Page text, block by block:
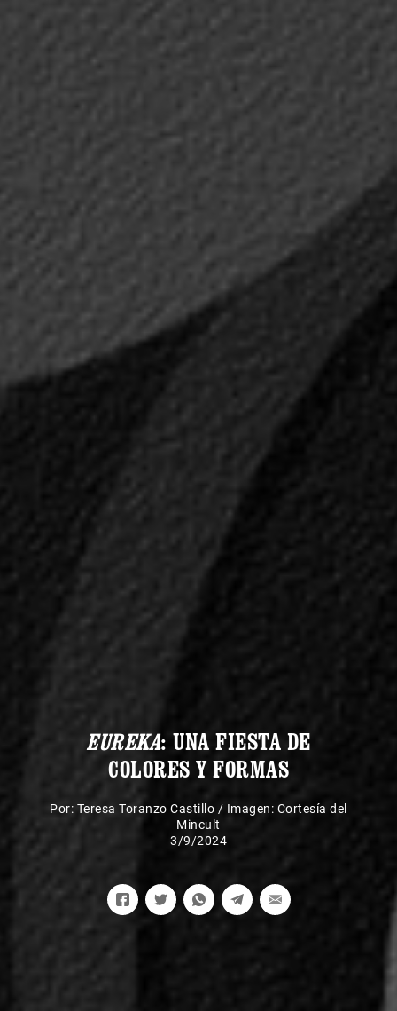
EUREKA: UNA FIESTA DE
COLORES Y FORMAS
Por: Teresa Toranzo Castillo / Imagen: Cortesía del
Mincult
3/9/2024